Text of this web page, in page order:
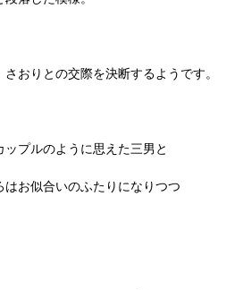
おりとの交際を決断するようです。
プルのように思えた三男と
お似合いのふたりになりつつ